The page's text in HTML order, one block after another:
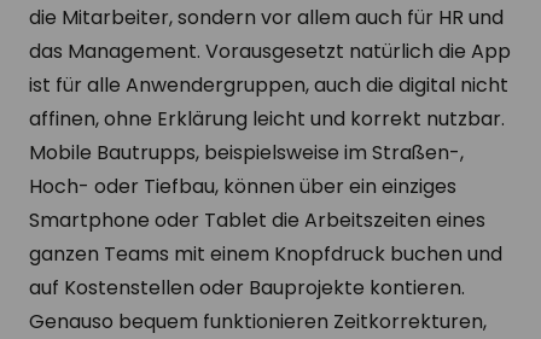
die Mitarbeiter, sondern vor allem auch für HR und
das Management. Vorausgesetzt natürlich die App
ist für alle Anwendergruppen, auch die digital nicht
affinen, ohne Erklärung leicht und korrekt nutzbar.
Mobile Bautrupps, beispielsweise im Straßen-,
Hoch- oder Tiefbau, können über ein einziges
Smartphone oder Tablet die Arbeitszeiten eines
ganzen Teams mit einem Knopfdruck buchen und
auf Kostenstellen oder Bauprojekte kontieren.
Genauso bequem funktionieren Zeitkorrekturen,